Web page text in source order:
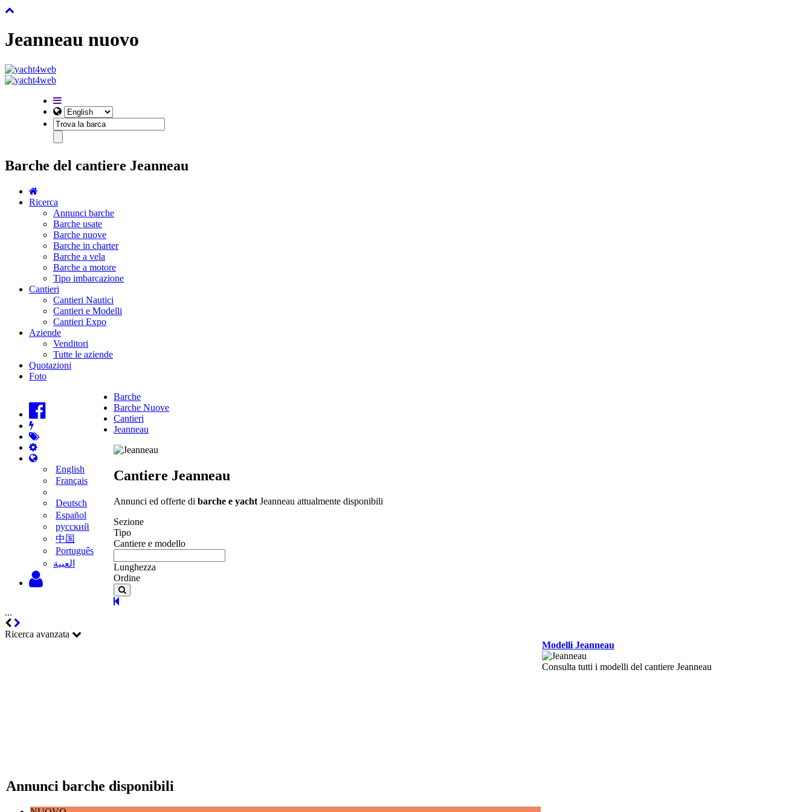
Jeanneau nuovo
Barche del cantiere Jeanneau
Ricerca
Annunci barche
Barche usate
Barche nuove
Barche in charter
Barche a vela
Barche a motore
Tipo imbarcazione
Cantieri
Cantieri Nautici
Cantieri e Modelli
Cantieri Expo
Aziende
Venditori
Tutte le aziende
Quotazioni
Foto
English
Français
Deutsch
Español
русский
中国
Português
‫العبية
Barche
Barche Nuove
Cantieri
Jeanneau
Cantiere Jeanneau
Annunci ed offerte di barche e yacht Jeanneau attualmente disponibili
Sezione
Tipo
Cantiere e modello
Lunghezza
Ordine
...
Ricerca avanzata
Annunci barche disponibili
Modelli Jeanneau
Consulta tutti i modelli del cantiere Jeanneau